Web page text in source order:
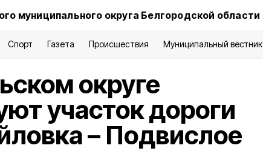
муниципального округа Белгородской области
Спорт Газета Происшествия Муниципальный вестник
округе
участок дороги
– Подвислое